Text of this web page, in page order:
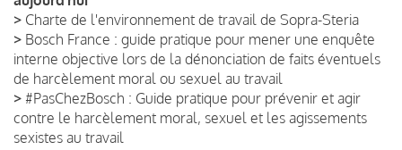
> Charte de l'environnement de travail de Sopra-Steria
> Bosch France : guide pratique pour mener une enquête
interne objective lors de la dénonciation de faits éventuels
de harcèlement moral ou sexuel au travail
> #PasChezBosch : Guide pratique pour prévenir et agir
contre le harcèlement moral, sexuel et les agissements
sexistes au travail